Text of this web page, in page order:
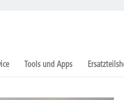
Tools und Apps